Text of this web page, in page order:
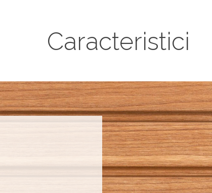
Caracteristici